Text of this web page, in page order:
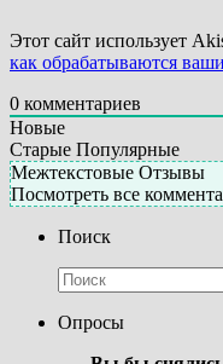
Этот сайт использует
как обрабатываются
0 комментариев
Новые
Старые Популярные
Межтекстовые Отзывы
Посмотреть все
Поиск
Опросы